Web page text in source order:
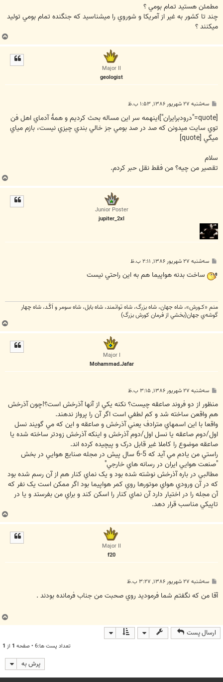
ت
مطمئن هستيد تمام بومي ؟
چند تا كشور به غير از آمريكا و شوروي را ميشناسيد كه جنگنده تمام بومي توليد
ميكنند ؟
Major II
geologist
ت
سه‌شنبه ۲۷ شهریور ۱۳۸۶, ۱:۵۳ ب.ظ
[quote="درودبرايران"]اينهمه سر اين مساله بحث کرديم و همۀ آدماي اهل فن
توي سايت ميدونن که صد در صد بومي جز خالي بندي چيزي نيست، بازم مياي
ميگي [quote]
سلام
تقصیر من چیه؟ من فقط نقل حبر کردم.
Junior Poster
jupiter_2xl
ت
سه‌شنبه ۲۷ شهریور ۱۳۸۶, ۲:۱۱ ب.ظ
ساخت بدنه هواپيما هم به اين راحتي نيست
منم «كـورش»، شاه جهان، شاه بزرگ، شاه توانمند، شاه بابل، شاه سومر و اَكَّـد، شاه چهار
گوشه‌ي جهان(بخشي از فرمان كورش بزرگ)
Major I
Mohammad.Jafar
ت
سه‌شنبه ۲۷ شهریور ۱۳۸۶, ۳:۱۵ ب.ظ
منظور از دو فروند صاعقه چيست؟ نکنه يکي از آنها آذرخش است؟!چون آذرخش
هم واقعن ساخته شد و کم لطفي است اگر آن را پرواز ندهند.
واقعا با اين اسمهاي مترادف يعني آذرخش و صاعقه و اين که مي گويند نسل
اول/دوم صاعقه يا نسل اول/دوم آذرخش و اينکه آذرخش زودتر ساخته شده يا
صاعقه موضوع را کاملا غير قابل درک و پيچيده کرده اند.
راستي من يادم مي آيد که 5-6 سال پيش در مجله صنايع هوايي در بخش
"صنعت هوايي ايران در رسانه هاي خارجي"
مطالبي در باره آذرخش نوشته شده بود و يک نماي کنار هم از آن رسم شده بود
که در آن ورودي هواي موتورها روي کمر هواپيما بود اگر ممکن است يک نفر که
آن مجله را در اختيار دارد آن نماي کنار را اسکن کند و براي من بفرستد و یا در
تاپيکي مناسب قرار دهد.
Major II
f20
ت
سه‌شنبه ۲۷ شهریور ۱۳۸۶, ۳:۲۷ ب.ظ
آقا من كه نگفتم شما فرموديد روي صحبت من جناب فرمانده بودند .
ارسال پست
تعداد پست ها:6 • صفحه 1 از 1
پرش به